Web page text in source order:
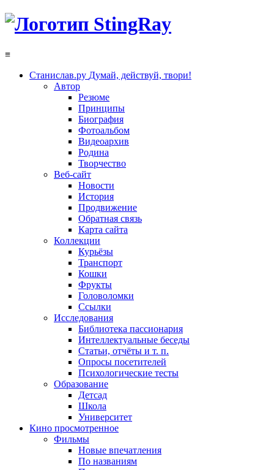
≡
Станислав.ру Думай, действуй, твори!
Автор
Резюме
Принципы
Биография
Фотоальбом
Видеоархив
Родина
Творчество
Веб-сайт
Новости
История
Продвижение
Обратная связь
Карта сайта
Коллекции
Курьёзы
Транспорт
Кошки
Фрукты
Головоломки
Ссылки
Исследования
Библиотека пассионария
Интеллектуальные беседы
Статьи, отчёты и т. п.
Опросы посетителей
Психологические тесты
Образование
Детсад
Школа
Университет
Кино просмотренное
Фильмы
Новые впечатления
По названиям